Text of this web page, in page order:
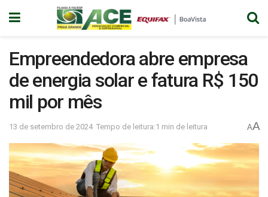
Empreendedora abre empresa
de energia solar e fatura R$ 150
mil por mês
13 de setembro de 2024 Tempo de leitura:1 min de leitura AA